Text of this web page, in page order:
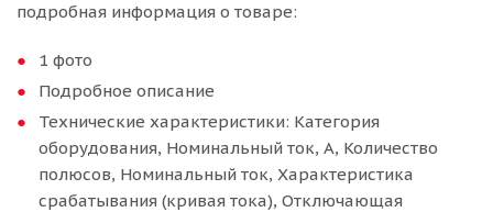
подробная информация о товаре:
1 фото
Подробное описание
Технические характеристики: Категория
оборудования, Номинальный ток, А, Количество
полюсов, Номинальный ток, Характеристика
срабатывания (кривая тока), Отключающая